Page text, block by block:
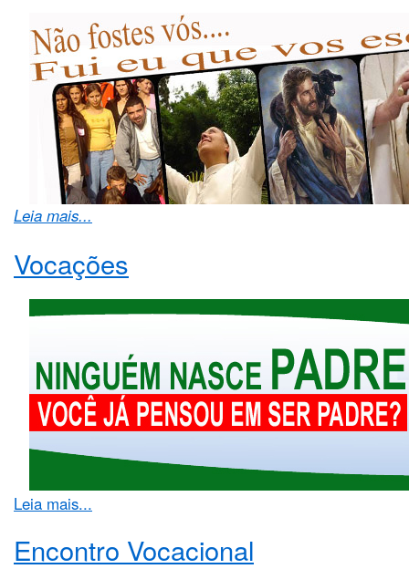
Leia mais...
Vocações
Leia mais...
Encontro Vocacional